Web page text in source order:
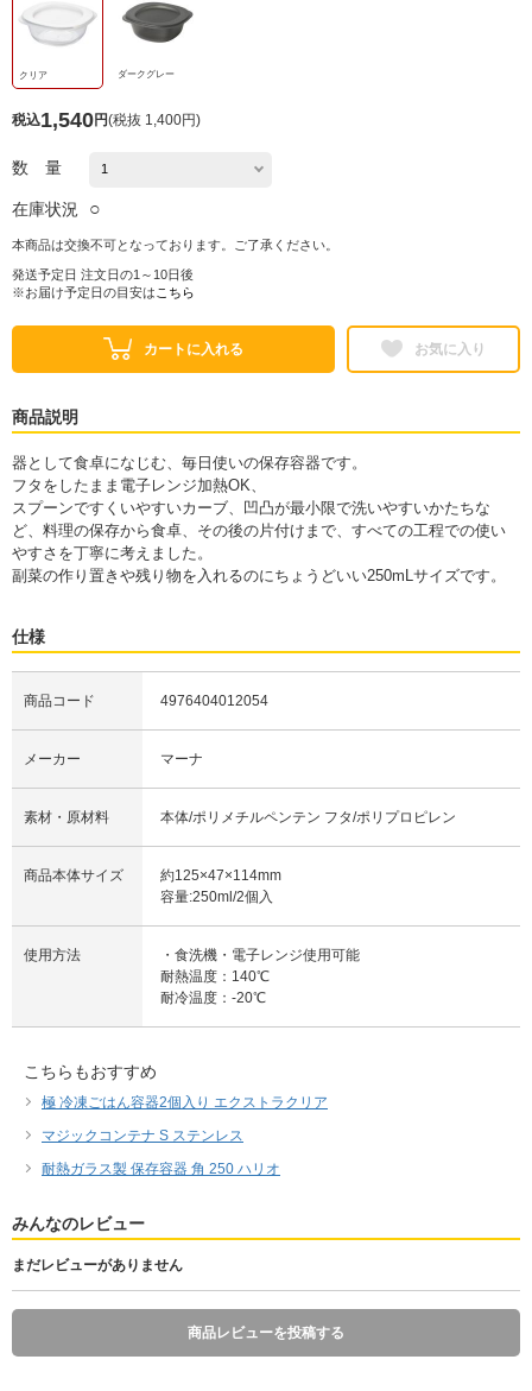
クリア ダークグレー
税込1,540円(税抜 1,400円)
数 量
在庫状況 ○
本商品は交換不可となっております。ご了承ください。
発送予定日 注文日の1～10日後
※お届け予定日の目安は こちら
カートに入れる お気に入り
商品説明
器として食卓になじむ、毎日使いの保存容器です。
フタをしたまま電子レンジ加熱OK、
スプーンですくいやすいカーブ、凹凸が最小限で洗いやすいかたちな
ど、料理の保存から食卓、その後の片付けまで、すべての工程での使い
やすさを丁寧に考えました。
副菜の作り置きや残り物を入れるのにちょうどいい250mLサイズです。
仕様
商品コード 4976404012054
メーカー マーナ
素材・原材料 本体/ポリメチルペンテン フタ/ポリプロピレン
商品本体サイズ
約125×47×114mm
容量:250ml/2個入
使用方法
・食洗機・電子レンジ使用可能
耐熱温度：140℃
耐冷温度：-20℃
こちらもおすすめ
極 冷凍ごはん容器2個入り エクストラクリア
マジックコンテナ S ステンレス
耐熱ガラス製 保存容器 角 250 ハリオ
みんなのレビュー
まだレビューがありません
商品レビューを投稿する